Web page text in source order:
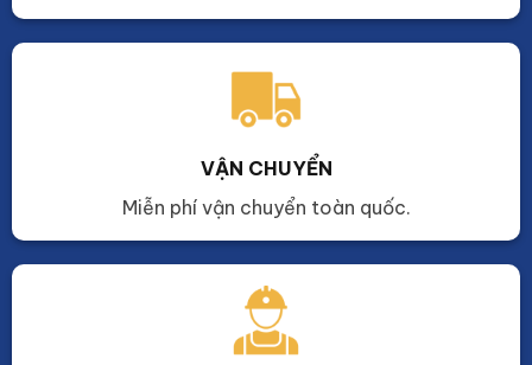
VẬN CHUYỂN
Miễn phí vận chuyển toàn quốc.